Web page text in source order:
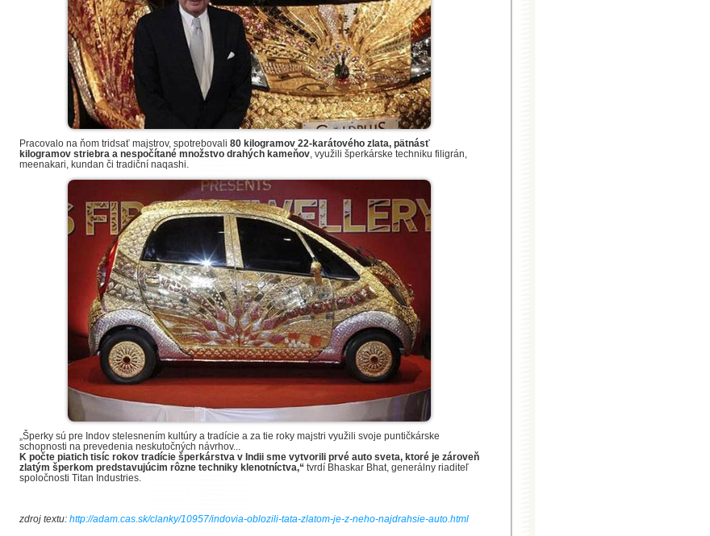
Pracovalo na ňom tridsať majstrov, spotrebovali 80 kilogramov 22-karátového zlata, pätnásť
kilogramov striebra a nespočítané množstvo drahých kameňov , využili šperkárske techniku filigrán,
meenakari, kundan či tradiční naqashi.
„Šperky sú pre Indov stelesnením kultúry a tradície a za tie roky majstri využili svoje puntičkárske
schopnosti na prevedenia neskutočných návrhov...
K počte piatich tisíc rokov tradície šperkárstva v Indii sme vytvorili prvé auto sveta, ktoré je zároveň
zlatým šperkom predstavujúcim rôzne techniky klenotníctva,“ tvrdí Bhaskar Bhat, generálny riaditeľ
spoločnosti Titan Industries.
zdroj textu: http://adam.cas.sk/clanky/10957/indovia-oblozili-tata-zlatom-je-z-neho-najdrahsie-auto.html